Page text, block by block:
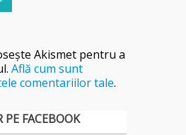
Akismet pentru a
Află cum sunt
comentariilor tale.
FACEBOOK